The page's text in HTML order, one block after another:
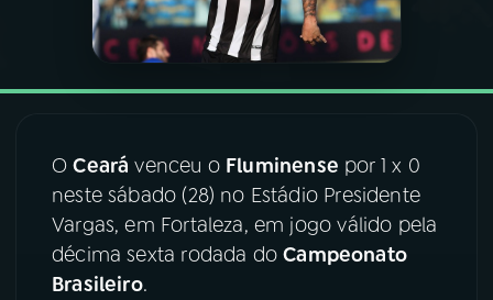
PODCASTS
06VIDEOCASTS
07ÚLTIMAS
08FESTIVAL DE MÚSICA
OCeará venceu o Fluminense por 1 x 0
neste sábado (28) no Estádio Presidente
Vargas, em Fortaleza, em jogo válido pela
décima sexta rodada doCampeonato
Brasileiro.